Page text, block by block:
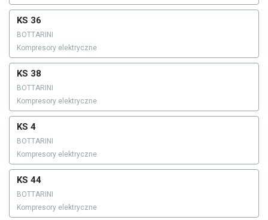
KS 36
BOTTARINI
Kompresory elektryczne
KS 38
BOTTARINI
Kompresory elektryczne
KS 4
BOTTARINI
Kompresory elektryczne
KS 44
BOTTARINI
Kompresory elektryczne